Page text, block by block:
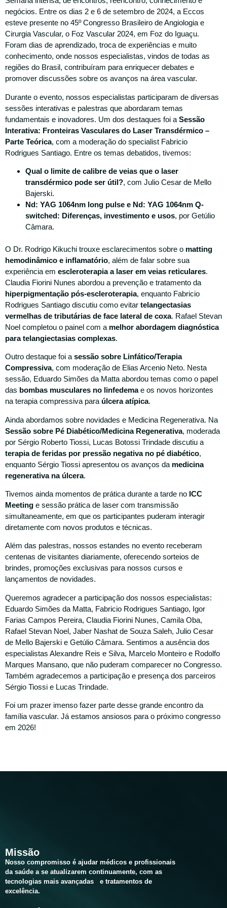
negócios. Entre os dias 2 e 6 de setembro de 2024, a Eccos
esteve presente no 45º Congresso Brasileiro de Angiologia e
Cirurgia Vascular, o Foz Vascular 2024, em Foz do Iguaçu.
Foram dias de aprendizado, troca de experiências e muito
conhecimento, onde nossos especialistas, vindos de todas as
regiões do Brasil, contribuíram para enriquecer debates e
promover discussões sobre os avanços na área vascular.
Durante o evento, nossos especialistas participaram de diversas
sessões interativas e palestras que abordaram temas
fundamentais e inovadores. Um dos destaques foi a Sessão
Interativa: Fronteiras Vasculares do Laser Transdérmico –
Parte Teórica, com a moderação do specialist Fabricio
Rodrigues Santiago. Entre os temas debatidos, tivemos:
Qual o limite de calibre de veias que o laser
transdérmico pode ser útil?, com Julio Cesar de Mello
Bajerski.
Nd: YAG 1064nm long pulse e Nd: YAG 1064nm Q-
switched: Diferenças, investimento e usos, por Getúlio
Câmara.
O Dr. Rodrigo Kikuchi trouxe esclarecimentos sobre o matting
hemodinâmico e inflamatório, além de falar sobre sua
experiência em escleroterapia a laser em veias reticulares.
Claudia Fiorini Nunes abordou a prevenção e tratamento da
hiperpigmentação pós-escleroterapia, enquanto Fabricio
Rodrigues Santiago discutiu como evitar telangectasias
vermelhas de tributárias de face lateral de coxa. Rafael Stevan
Noel completou o painel com a melhor abordagem diagnóstica
para telangiectasias complexas.
Outro destaque foi a sessão sobre Linfático/Terapia
Compressiva, com moderação de Elias Arcenio Neto. Nesta
sessão, Eduardo Simões da Matta abordou temas como o papel
das bombas musculares no linfedemae os novos horizontes
na terapia compressiva para úlcera atípica.
Ainda abordamos sobre novidades e Medicina Regenerativa. Na
Sessão sobre Pé Diabético/Medicina Regenerativa, moderada
por Sérgio Roberto Tiossi, Lucas Botossi Trindade discutiu a
terapia de feridas por pressão negativa no pé diabético,
enquanto Sérgio Tiossi apresentou os avanços da medicina
regenerativa na úlcera.
Tivemos ainda momentos de prática durante a tarde no ICC
Meeting e sessão prática de laser com transmissão
simultaneamente, em que os participantes puderam interagir
diretamente com novos produtos e técnicas.
Além das palestras, nossos estandes no evento receberam
centenas de visitantes diariamente, oferecendo sorteios de
brindes, promoções exclusivas para nossos cursos e
lançamentos de novidades.
Queremos agradecer a participação dos nossos especialistas:
Eduardo Simões da Matta, Fabricio Rodrigues Santiago, Igor
Farias Campos Pereira, Claudia Fiorini Nunes, Camila Oba,
Rafael Stevan Noel, Jaber Nashat de Souza Saleh, Julio Cesar
de Mello Bajerski e Getúlio Câmara. Sentimos a ausência dos
especialistas Alexandre Reis e Silva, Marcelo Monteiro e Rodolfo
Marques Mansano, que não puderam comparecer no Congresso.
Também agradecemos a participação e presença dos parceiros
Sérgio Tiossi e Lucas Trindade.
Foi um prazer imenso fazer parte desse grande encontro da
família vascular. Já estamos ansiosos para o próximo congresso
em 2026!
Missão
Nosso compromisso é ajudar médicos e profissionais
da saúde a se atualizarem continuamente, com as
tecnologias mais avançadas e tratamentos de
excelência.